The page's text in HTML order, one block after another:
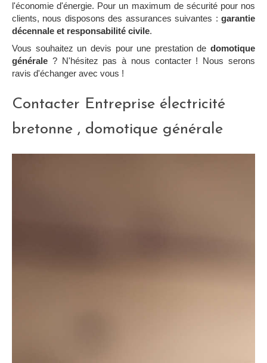
l'économie d'énergie. Pour un maximum de sécurité pour nos
clients, nous disposons des assurances suivantes : garantie
décennale et responsabilité civile.
Vous souhaitez un devis pour une prestation de domotique
générale ? N'hésitez pas à nous contacter ! Nous serons
ravis d'échanger avec vous !
Contacter Entreprise électricité
bretonne , domotique générale